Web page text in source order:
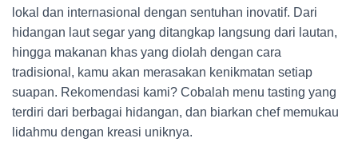
lokal dan internasional dengan sentuhan inovatif. Dari
hidangan laut segar yang ditangkap langsung dari lautan,
hingga makanan khas yang diolah dengan cara
tradisional, kamu akan merasakan kenikmatan setiap
suapan. Rekomendasi kami? Cobalah menu tasting yang
terdiri dari berbagai hidangan, dan biarkan chef memukau
lidahmu dengan kreasi uniknya.